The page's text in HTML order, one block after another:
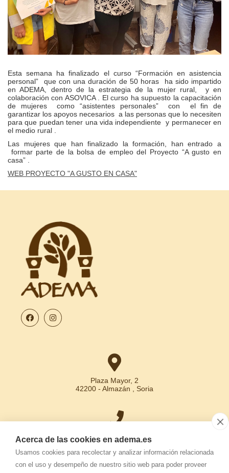
Acerca de las cookies en adema.es
Usamos cookies para recolectar y analizar información relacionada
con el uso y desempeño de nuestro sitio web para poder proveer
Esta semana ha finalizado el curso “Formación en asistencia
personal” que con una duración de 50 horas ha sido impartido
en ADEMA, dentro de la estrategia de la mujer rural, y en
colaboración con ASOVICA . El curso ha supuesto la capacitación
de mujeres como “asistentes personales” con el fin de
garantizar los apoyos necesarios a las personas que lo necesiten
para que puedan tener una vida independiente y permanecer en
el medio rural .
Las mujeres que han finalizado la formación, han entrado a
formar parte de la bolsa de empleo del Proyecto “A gusto en
casa” .
WEB PROYECTO "A GUSTO EN CASA"
Plaza Mayor, 2
42200 - Almazán , Soria
+34 975 30 15 31